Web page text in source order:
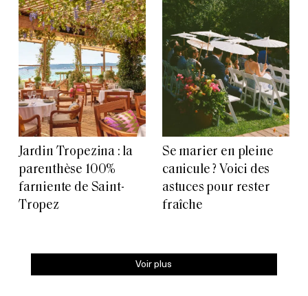
Jardin Tropezina : la
parenthèse 100%
farniente de Saint-
Tropez
Se marier en pleine
canicule ? Voici des
astuces pour rester
fraîche
Voir plus